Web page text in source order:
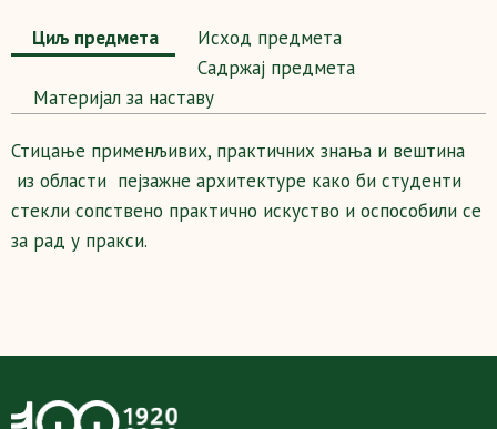
Циљ предмета
Исход предмета
Садржај предмета
Maтеријал за наставу
Стицање применљивих, практичних знања и вештина
из области пејзажне архитектуре како би студенти
стекли сопствено практично искуство и оспособили се
за рад у пракси.